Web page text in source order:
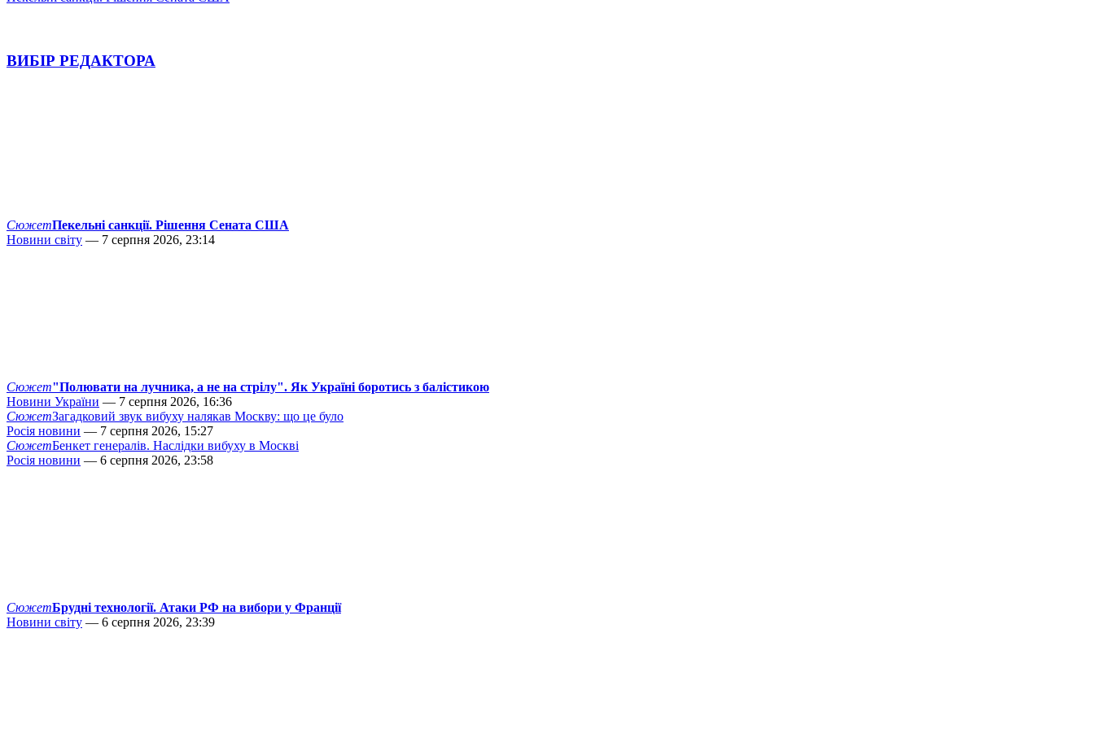
ВИБІР РЕДАКТОРА
СюжетПекельні санкції. Рішення Сената США
Новини світу — 7 серпня 2026, 23:14
Сюжет"Полювати на лучника, а не на стрілу". Як Україні боротись з балістикою
Новини України — 7 серпня 2026, 16:36
СюжетЗагадковий звук вибуху налякав Москву: що це було
Росія новини — 7 серпня 2026, 15:27
СюжетБенкет генералів. Наслідки вибуху в Москві
Росія новини — 6 серпня 2026, 23:58
СюжетБрудні технології. Атаки РФ на вибори у Франції
Новини світу — 6 серпня 2026, 23:39